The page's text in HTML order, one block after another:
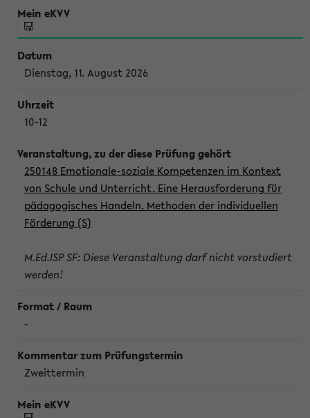
Dienstag, 11. August 2026
10-12
250148 Emotionale-soziale Kompetenzen im Kontext
von Schule und Unterricht. Eine Herausforderung für
pädagogisches Handeln. Methoden der individuellen
Förderung (S)
M.Ed.ISP SF: Diese Veranstaltung darf nicht vorstudiert
werden!
-
Zweittermin